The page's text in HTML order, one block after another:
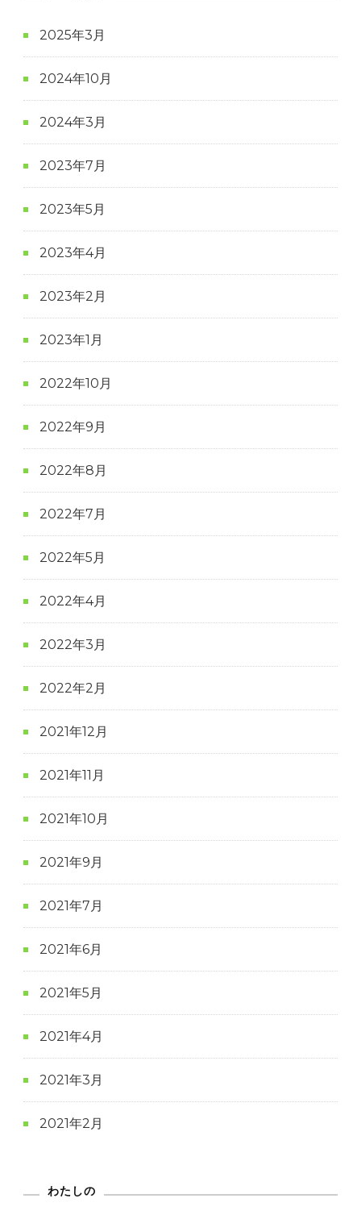
2025年3月
2024年10月
2024年3月
2023年7月
2023年5月
2023年4月
2023年2月
2023年1月
2022年10月
2022年9月
2022年8月
2022年7月
2022年5月
2022年4月
2022年3月
2022年2月
2021年12月
2021年11月
2021年10月
2021年9月
2021年7月
2021年6月
2021年5月
2021年4月
2021年3月
2021年2月
わたしの